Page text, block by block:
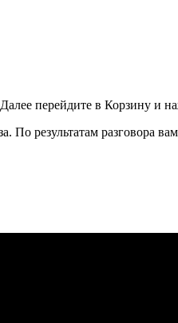
перейдите в Корзину и
результатам разговора